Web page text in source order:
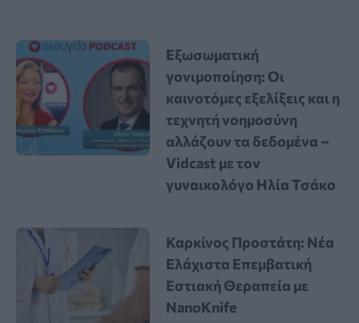
Εξωσωματική
γονιμοποίηση: Οι
καινοτόμες εξελίξεις και η
τεχνητή νοημοσύνη
αλλάζουν τα δεδομένα –
Vidcast με τον
γυναικολόγο Ηλία Τσάκο
Καρκίνος Προστάτη: Νέα
Ελάχιστα Επεμβατική
Εστιακή Θεραπεία με
NanoKnife